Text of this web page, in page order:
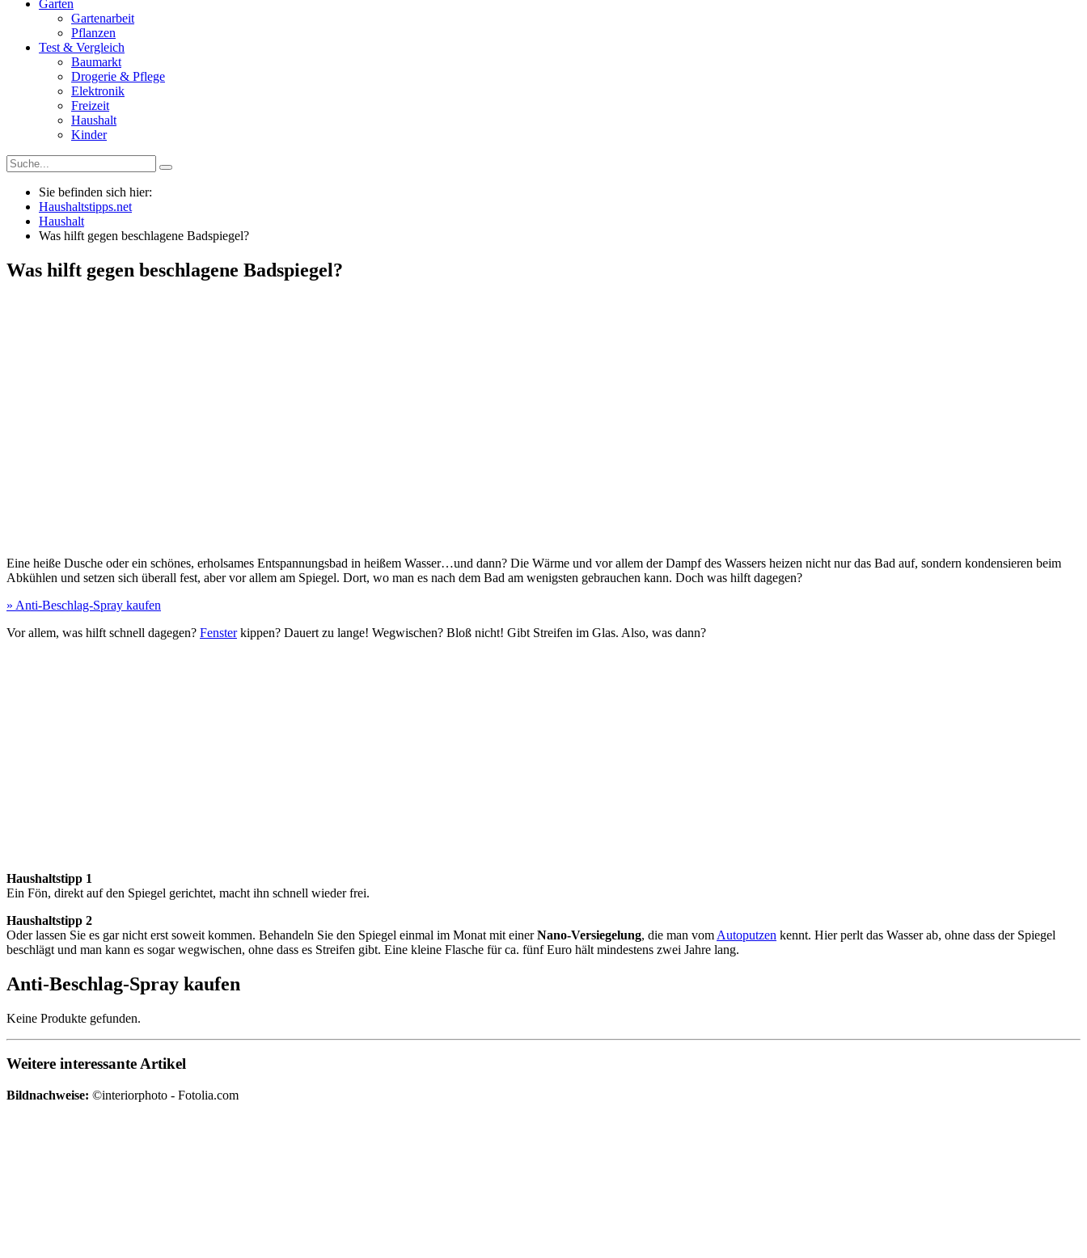
Garten
Gartenarbeit
Pflanzen
Test & Vergleich
Baumarkt
Drogerie & Pflege
Elektronik
Freizeit
Haushalt
Kinder
Sie befinden sich hier:
Haushaltstipps.net
Haushalt
Was hilft gegen beschlagene Badspiegel?
Was hilft gegen beschlagene Badspiegel?
Eine heiße Dusche oder ein schönes, erholsames Entspannungsbad in heißem Wasser…und dann? Die Wärme und vor allem der Dampf des Wassers heizen nicht nur das Bad auf, sondern kondensieren beim
Abkühlen und setzen sich überall fest, aber vor allem am Spiegel. Dort, wo man es nach dem Bad am wenigsten gebrauchen kann. Doch was hilft dagegen?
» Anti-Beschlag-Spray kaufen
Vor allem, was hilft schnell dagegen? Fensterkippen? Dauert zu lange! Wegwischen? Bloß nicht! Gibt Streifen im Glas. Also, was dann?
Haushaltstipp 1
Ein Fön, direkt auf den Spiegel gerichtet, macht ihn schnell wieder frei.
Haushaltstipp 2
Oder lassen Sie es gar nicht erst soweit kommen. Behandeln Sie den Spiegel einmal im Monat mit einerNano-Versiegelung, die man vom Autoputzen kennt. Hier perlt das Wasser ab, ohne dass der Spiegel
beschlägt und man kann es sogar wegwischen, ohne dass es Streifen gibt. Eine kleine Flasche für ca. fünf Euro hält mindestens zwei Jahre lang.
Anti-Beschlag-Spray kaufen
Keine Produkte gefunden.
Weitere interessante Artikel
Bildnachweise: ©interiorphoto - Fotolia.com